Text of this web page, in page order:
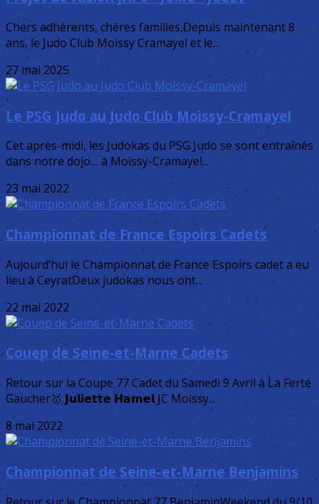
Chers adhérents, chères familles,Depuis maintenant 8
ans, le Judo Club Moissy Cramayel et le...
27 mai 2025
Le PSG Judo au Judo Club Moissy-Cramayel
Cet après-midi, les Judokas du PSG Judo se sont entraînés
dans notre dojo… à Moissy-Cramayel...
23 mai 2022
Championnat de France Espoirs Cadets
Aujourd’hui le Championnat de France Espoirs cadet a eu
lieu à CeyratDeux judokas nous ont...
22 mai 2022
Couep de Seine-et-Marne Cadets
Retour sur la Coupe 77 Cadet du Samedi 9 Avril à La Ferté
Gaucher🥇 𝗝𝘂𝗹𝗶𝗲𝘁𝘁𝗲 𝗛𝗮𝗺𝗲𝗹 JC Moissy...
8 mai 2022
Championnat de Seine-et-Marne Benjamins